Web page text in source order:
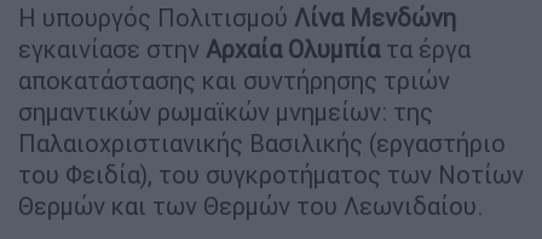
Η υπουργός Πολιτισμού Λίνα Μενδώνη
εγκαινίασε στην Αρχαία Ολυμπίατα έργα
αποκατάστασης και συντήρησης τριών
σημαντικών ρωμαϊκών μνημείων: της
Παλαιοχριστιανικής Βασιλικής (εργαστήριο
του Φειδία), του συγκροτήματος των Νοτίων
Θερμών και των Θερμών του Λεωνιδαίου.